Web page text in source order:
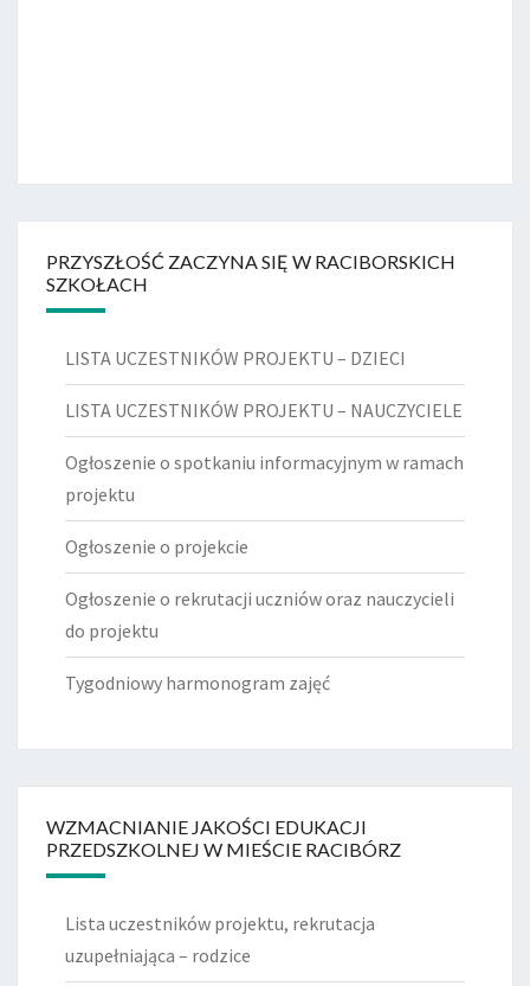
PRZYSZŁOŚĆ ZACZYNA SIĘ W RACIBORSKICH
SZKOŁACH
LISTA UCZESTNIKÓW PROJEKTU – DZIECI
LISTA UCZESTNIKÓW PROJEKTU – NAUCZYCIELE
Ogłoszenie o spotkaniu informacyjnym w ramach
projektu
Ogłoszenie o projekcie
Ogłoszenie o rekrutacji uczniów oraz nauczycieli
do projektu
Tygodniowy harmonogram zajęć
WZMACNIANIE JAKOŚCI EDUKACJI
PRZEDSZKOLNEJ W MIEŚCIE RACIBÓRZ
Lista uczestników projektu, rekrutacja
uzupełniająca – rodzice